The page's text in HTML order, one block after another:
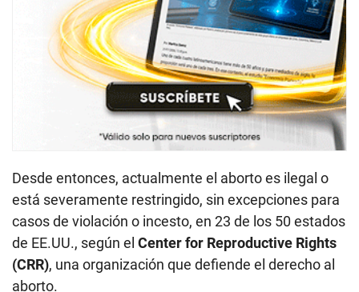
Desde entonces, actualmente el aborto es ilegal o
está severamente restringido, sin excepciones para
casos de violación o incesto, en 23 de los 50 estados
de EE.UU., según el Center for Reproductive Rights
(CRR), una organización que defiende el derecho al
aborto.